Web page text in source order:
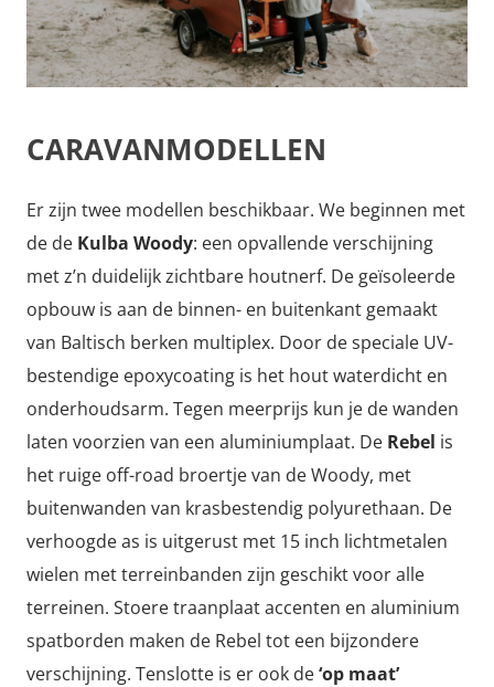
CARAVANMODELLEN
Er zijn twee modellen beschikbaar. We beginnen met
de de Kulba Woody: een opvallende verschijning
met z’n duidelijk zichtbare houtnerf. De geïsoleerde
opbouw is aan de binnen- en buitenkant gemaakt
van Baltisch berken multiplex. Door de speciale UV-
bestendige epoxycoating is het hout waterdicht en
onderhoudsarm. Tegen meerprijs kun je de wanden
laten voorzien van een aluminiumplaat. De Rebel is
het ruige off-road broertje van de Woody, met
buitenwanden van krasbestendig polyurethaan. De
verhoogde as is uitgerust met 15 inch lichtmetalen
wielen met terreinbanden zijn geschikt voor alle
terreinen. Stoere traanplaat accenten en aluminium
spatborden maken de Rebel tot een bijzondere
verschijning. Tenslotte is er ook de‘op maat’